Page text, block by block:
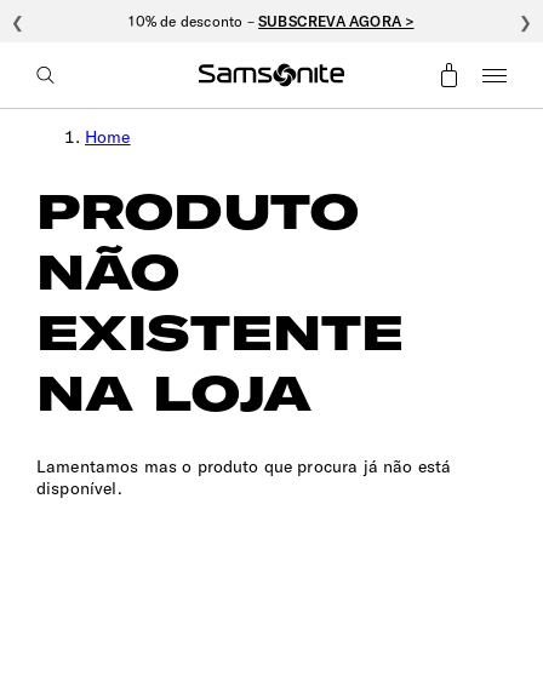
10% de desconto –SUBSCREVA AGORA >
❮ ❯
Home
PRODUTO
NÃO
EXISTENTE
NA LOJA
Lamentamos mas o produto que procura já não está
disponível.